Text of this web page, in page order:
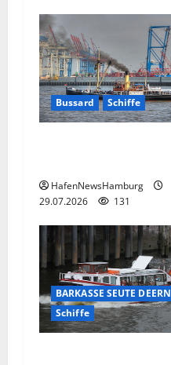
Bussard Schiffe
HafenNewsHamburg
29.07.2026
131
BARKASSE SEUTE DEERN
Schiffe